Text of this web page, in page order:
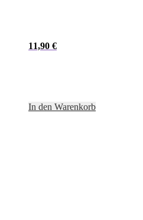
11,90 €
In den Warenkorb